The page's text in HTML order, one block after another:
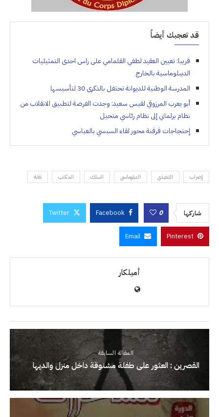
قد تعجبك أيضاً
قريبا: تعيين العقيد لطفي القلمامي على راس احدى التمثيليات
الديبلوماسية بالخارج
المدرسة الوطنية للديوانة تحتفل بالذكرى 30 لتأسيسها
أبو يعرب المرزوقي لقيس سعيد: وجدت الفرصة لتطبيق الانقلاب من
نظام برلماني إلى نظام رئاسي متحيل
إحتجاجات قرقنة محور لقاء السبسي بالعباسي
إضراب التنفيذي الدبلوماسي السلك المكتب نقابة
شاركها 0
Facebook
Twitter
Pinterest
Email
أميلكار
المقالة السابقة
القصرين : العثور على طفلة مشنوقة داخل منزل والديها